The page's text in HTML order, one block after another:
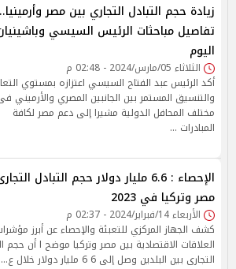
زيادة حجم التبادل التجاري بين مصر وأرمينيا..
تفاصيل مباحثات الرئيس السيسي
اليوم
الثلاثاء 05/مارس/2024 - 02:48 م
أكد الرئيس عبد الفتاح السيسي اعتزازه بمستوي
والتنسيق المستمر بين الجانبين المصري والأرميني
مختلف المحافل الدولية مشيرا إلى دعم مصر لكافة
المبادرات …
الإحصاء : 6.6 مليار دولار حجم التبادل
مصر وتركيا في 2023
الأربعاء 14/فبراير/2024 - 02:37 م
كشف الجهاز المركزي للتعبئة والإحصاء عن أبرز
العلاقات الاقتصادية بين مصر وتركيا موضح ا أن حجم
التجارى بين البلدين وصل إلى 6 6 مليار دولار خلال ع…